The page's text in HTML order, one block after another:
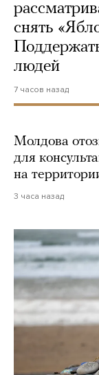
снять
людей
7 часов назад
Молдова
для
на
3 часа назад